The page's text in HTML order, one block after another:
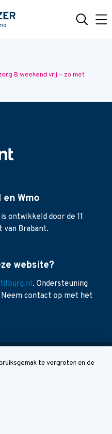
te vergroten en de
B weekend vrij – zo met
Wmo
ontwikkeld door de 11
van Brabant.
website?
. Ondersteuning
contact op met het